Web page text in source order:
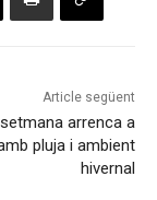
Article següent
arrenca a
pluja i ambient
hivernal